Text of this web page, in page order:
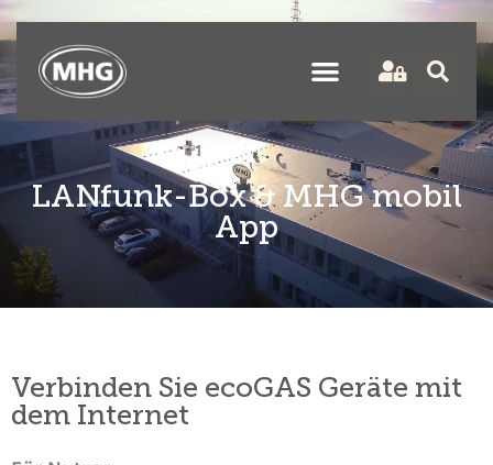
LANfunk-Box & MHG mobil
App
Verbinden Sie ecoGAS Geräte mit
dem Internet